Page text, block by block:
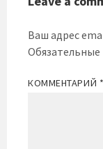
Ваш адрес
КОММЕНТАРИЙ *